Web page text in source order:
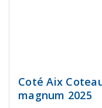
Coté Aix
magnum 2025